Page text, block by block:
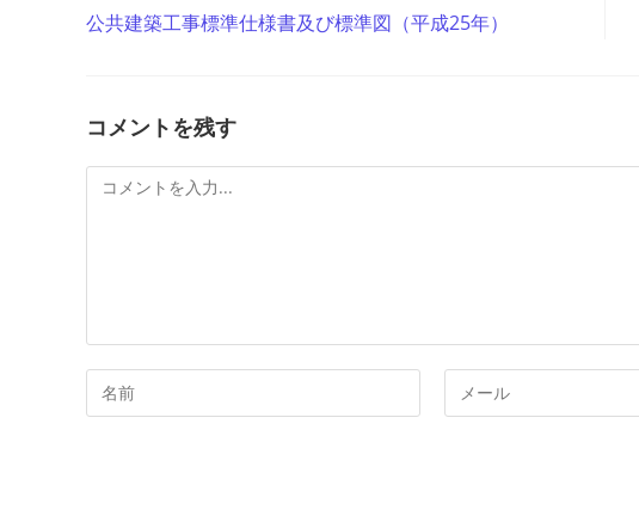
他
を
む
公共建築工事標準仕様書及び標準図（平成25年）
コメントを残す
メ
ー